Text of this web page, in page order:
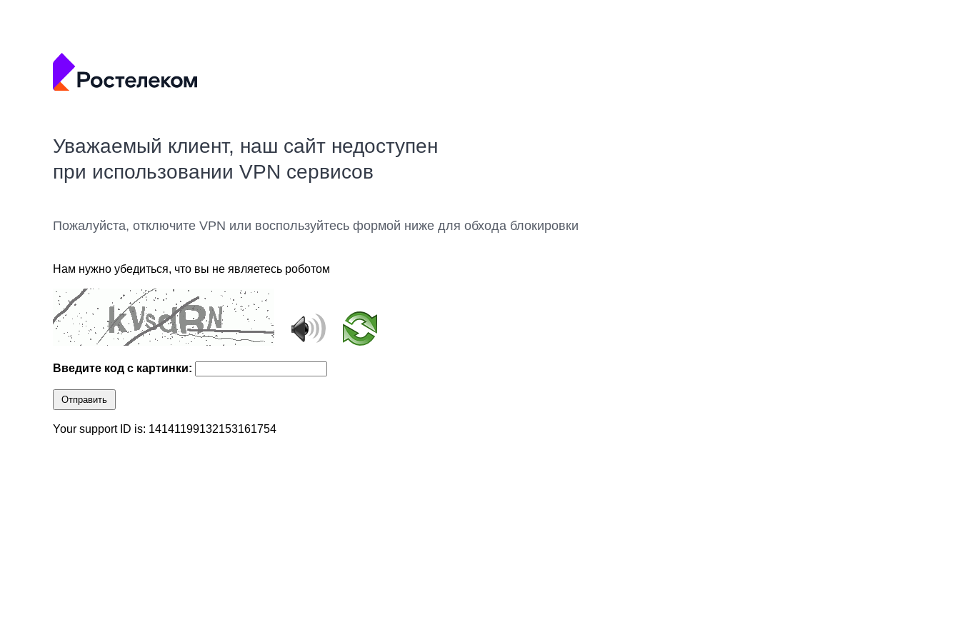
Уважаемый клиент, наш сайт недоступен
при использовании VPN сервисов
Пожалуйста, отключите VPN или воспользуйтесь формой ниже для обхода блокировки
Нам нужно убедиться, что вы не являетесь роботом
Введите код с картинки:
Отправить
Your support ID is: 14141199132153161754